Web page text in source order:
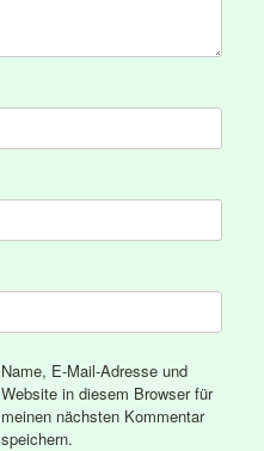
Name, E-Mail-Adresse und
Website in diesem Browser für
meinen nächsten Kommentar
speichern.